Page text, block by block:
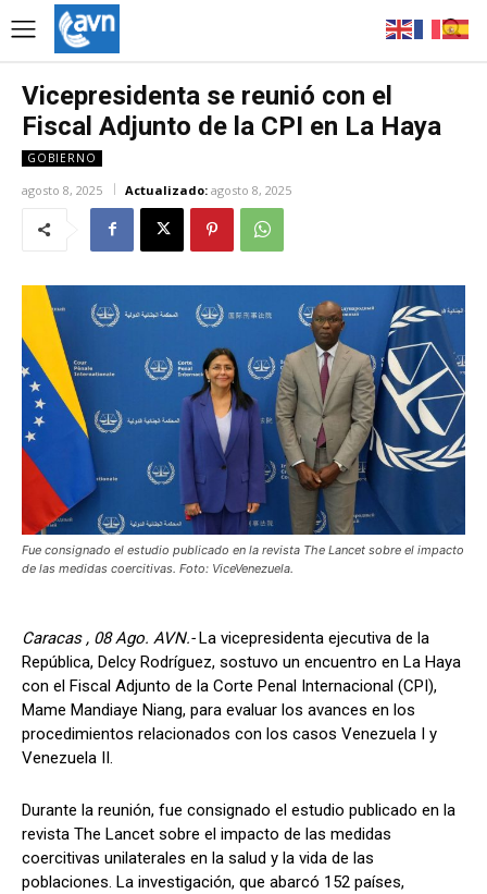
Vicepresidenta se reunió con el
Fiscal Adjunto de la CPI en La Haya
GOBIERNO
agosto 8, 2025 Actualizado: agosto 8, 2025
Fue consignado el estudio publicado en la revista The Lancet sobre el impacto
de las medidas coercitivas. Foto: ViceVenezuela.
Caracas , 08 Ago. AVN.-La vicepresidenta ejecutiva de la
República, Delcy Rodríguez, sostuvo un encuentro en La Haya
con el Fiscal Adjunto de la Corte Penal Internacional (CPI),
Mame Mandiaye Niang, para evaluar los avances en los
procedimientos relacionados con los casos Venezuela I y
Venezuela II.
Durante la reunión, fue consignado el estudio publicado en la
revista The Lancet sobre el impacto de las medidas
coercitivas unilaterales en la salud y la vida de las
poblaciones. La investigación, que abarcó 152 países,